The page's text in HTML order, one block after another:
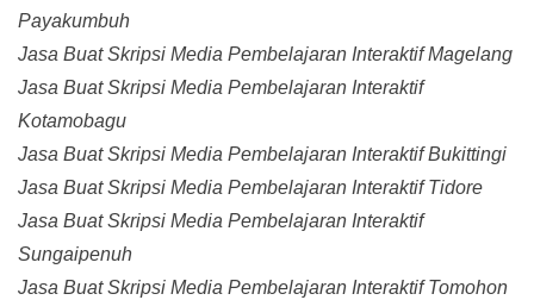
Payakumbuh
Jasa Buat Skripsi Media Pembelajaran Interaktif Magelang
Jasa Buat Skripsi Media Pembelajaran Interaktif
Kotamobagu
Jasa Buat Skripsi Media Pembelajaran Interaktif Bukittingi
Jasa Buat Skripsi Media Pembelajaran Interaktif Tidore
Jasa Buat Skripsi Media Pembelajaran Interaktif
Sungaipenuh
Jasa Buat Skripsi Media Pembelajaran Interaktif Tomohon